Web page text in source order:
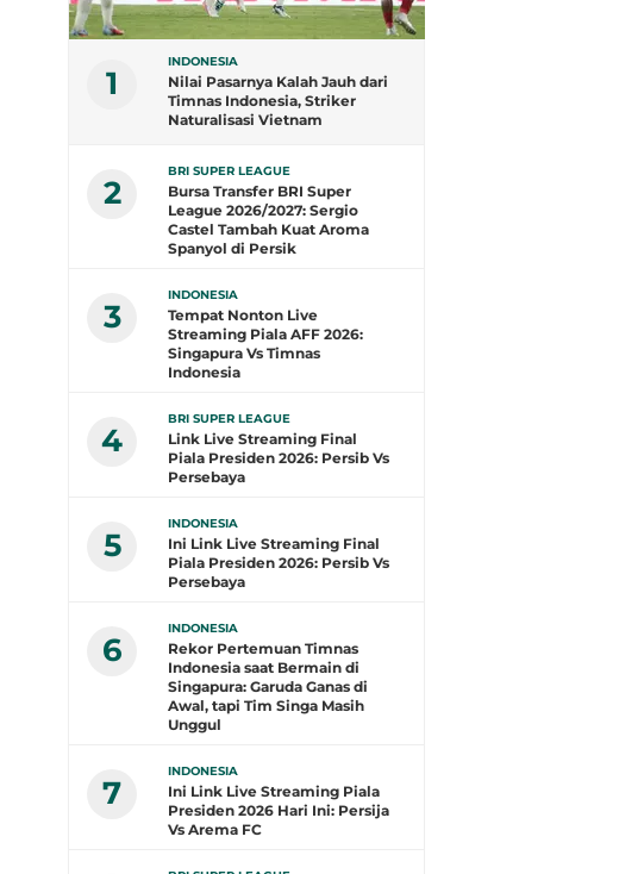
1
INDONESIA
Nilai Pasarnya Kalah Jauh dari
Timnas Indonesia, Striker
Naturalisasi Vietnam
2
BRI SUPER LEAGUE
Bursa Transfer BRI Super
League 2026/2027: Sergio
Castel Tambah Kuat Aroma
Spanyol di Persik
3
INDONESIA
Tempat Nonton Live
Streaming Piala AFF 2026:
Singapura Vs Timnas
Indonesia
4
BRI SUPER LEAGUE
Link Live Streaming Final
Piala Presiden 2026: Persib Vs
Persebaya
5
INDONESIA
Ini Link Live Streaming Final
Piala Presiden 2026: Persib Vs
Persebaya
6
INDONESIA
Rekor Pertemuan Timnas
Indonesia saat Bermain di
Singapura: Garuda Ganas di
Awal, tapi Tim Singa Masih
Unggul
7
INDONESIA
Ini Link Live Streaming Piala
Presiden 2026 Hari Ini: Persija
Vs Arema FC